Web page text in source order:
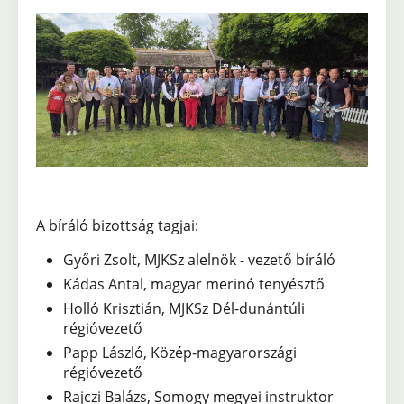
A bíráló bizottság tagjai:
Győri Zsolt, MJKSz alelnök - vezető bíráló
Kádas Antal, magyar merinó tenyésztő
Holló Krisztián, MJKSz Dél-dunántúli
régióvezető
Papp László, Közép-magyarországi
régióvezető
Rajczi Balázs, Somogy megyei instruktor